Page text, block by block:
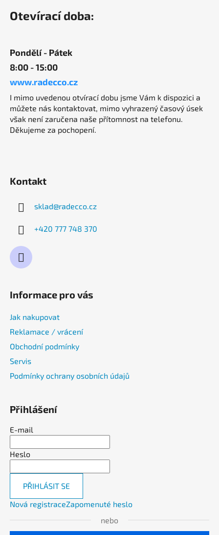
Otevírací doba:
Pondělí - Pátek
8:00 - 15:00
www.radecco.cz
I mimo uvedenou otvírací dobu jsme Vám k dispozici a
můžete nás kontaktovat, mimo vyhrazený časový úsek
však není zaručena naše přítomnost na telefonu.
Děkujeme za pochopení.
Kontakt
sklad@radecco.cz
+420 777 748 370
Informace pro vás
Jak nakupovat
Reklamace / vrácení
Obchodní podmínky
Servis
Podmínky ochrany osobních údajů
Přihlášení
E-mail
Heslo
PŘIHLÁSIT SE
Nová registraceZapomenuté heslo
nebo